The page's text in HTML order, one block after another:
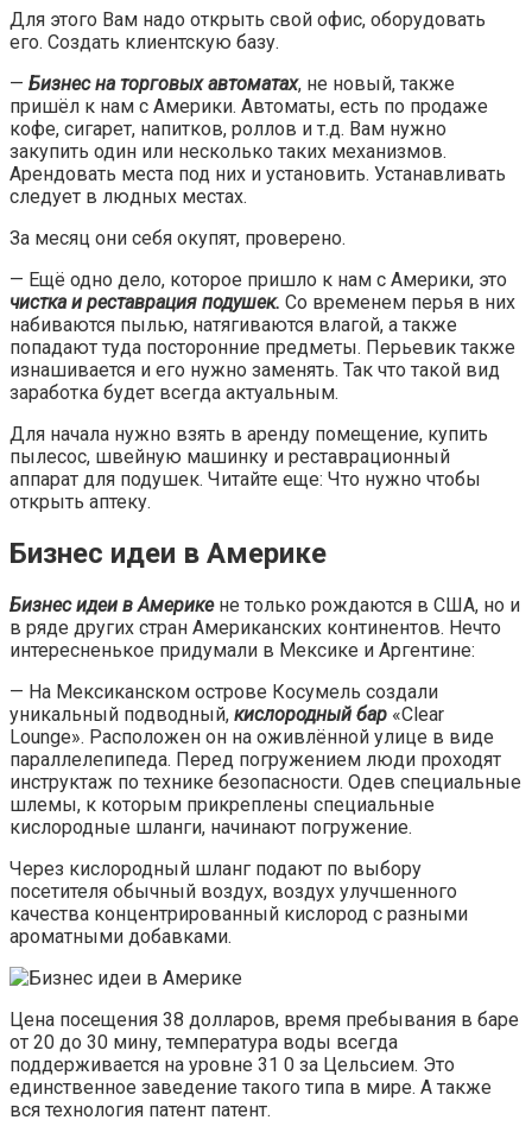
Для этого Вам надо открыть свой офис, оборудовать
его. Создать клиентскую базу.
— Бизнес на торговых автоматах, не новый, также
пришёл к нам с Америки. Автоматы, есть по продаже
кофе, сигарет, напитков, роллов и т.д. Вам нужно
закупить один или несколько таких механизмов.
Арендовать места под них и установить. Устанавливать
следует в людных местах.
За месяц они себя окупят, проверено.
— Ещё одно дело, которое пришло к нам с Америки, это
чистка и реставрация подушек. Со временем перья в них
набиваются пылью, натягиваются влагой, а также
попадают туда посторонние предметы. Перьевик также
изнашивается и его нужно заменять. Так что такой вид
заработка будет всегда актуальным.
Для начала нужно взять в аренду помещение, купить
пылесос, швейную машинку и реставрационный
аппарат для подушек. Читайте еще: Что нужно чтобы
открыть аптеку.
Бизнес идеи в Америке
Бизнес идеи в Америке не только рождаются в США, но и
в ряде других стран Американских континентов. Нечто
интересненькое придумали в Мексике и Аргентине:
— На Мексиканском острове Косумель создали
уникальный подводный, кислородный бар «Clear
Lounge». Расположен он на оживлённой улице в виде
параллелепипеда. Перед погружением люди проходят
инструктаж по технике безопасности. Одев специальные
шлемы, к которым прикреплены специальные
кислородные шланги, начинают погружение.
Через кислородный шланг подают по выбору
посетителя обычный воздух, воздух улучшенного
качества концентрированный кислород с разными
ароматными добавками.
Цена посещения 38 долларов, время пребывания в баре
от 20 до 30 мину, температура воды всегда
поддерживается на уровне 31 0 за Цельсием. Это
единственное заведение такого типа в мире. А также
вся технология патент патент.